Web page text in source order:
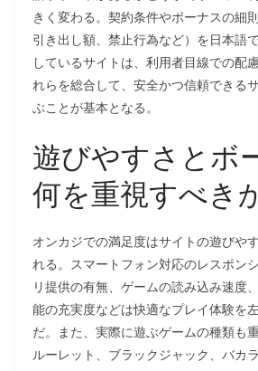
きく変わる。契約条件やボーナスの細
引き出し額、禁止行為など）を日本語
しているサイトは、利用者目線での配
れらを総合して、安全かつ信頼できる
ぶことが基本となる。
遊びやすさとボ
何を重視すべき
オンカジでの満足度はサイトの遊びや
れる。スマートフォン対応のレスポン
リ提供の有無、ゲームの読み込み速度
能の充実度などは快適なプレイ体験を
だ。また、実際に遊ぶゲームの種類も
ルーレット、ブラックジャック、バカ